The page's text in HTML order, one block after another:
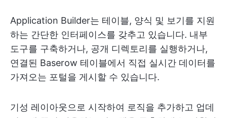
Application Builder는 테이블, 양식 및 보기를 지원
하는 간단한 인터페이스를 갖추고 있습니다. 내부
도구를 구축하거나, 공개 디렉토리를 실행하거나,
연결된 Baserow 테이블에서 직접 실시간 데이터를
가져오는 포털을 게시할 수 있습니다.
기성 레이아웃으로 시작하여 로직을 추가하고 업데